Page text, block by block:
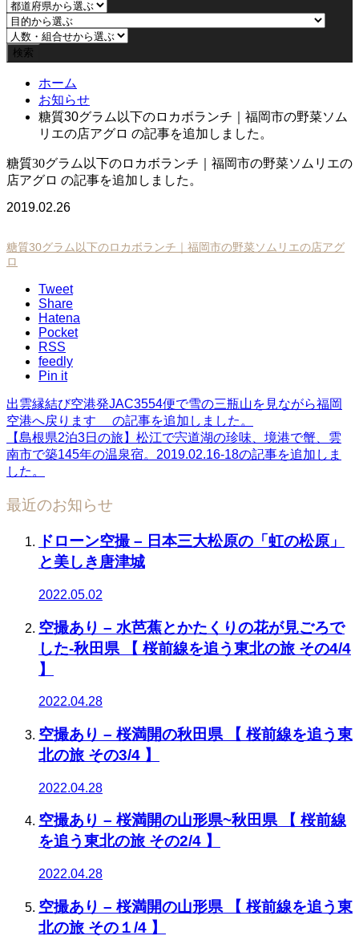
ホーム
お知らせ
糖質30グラム以下のロカボランチ｜福岡市の野菜ソム
リエの店アグロ の記事を追加しました。
糖質30グラム以下のロカボランチ｜福岡市の野菜ソムリエの
店アグロ の記事を追加しました。
2019.02.26
糖質30グラム以下のロカボランチ｜福岡市の野菜ソムリエの店アグ
ロ
Tweet
Share
Hatena
Pocket
RSS
feedly
Pin it
出雲縁結び空港発JAC3554便で雪の三瓶山を見ながら福岡
空港へ戻ります の記事を追加しました。
【島根県2泊3日の旅】松江で宍道湖の珍味、境港で蟹、雲
南市で築145年の温泉宿。2019.02.16-18の記事を追加しま
した。
最近のお知らせ
ドローン空撮 – 日本三大松原の「虹の松原」
と美しき唐津城
2022.05.02
空撮あり – 水芭蕉とかたくりの花が見ごろで
した-秋田県 【 桜前線を追う東北の旅 その4/4
】
2022.04.28
空撮あり – 桜満開の秋田県 【 桜前線を追う東
北の旅 その3/4 】
2022.04.28
空撮あり – 桜満開の山形県~秋田県 【 桜前線
を追う東北の旅 その2/4 】
2022.04.28
空撮あり – 桜満開の山形県 【 桜前線を追う東
北の旅 その１/4 】